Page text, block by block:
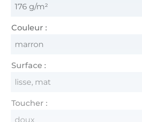
176 g/m²
Couleur :
marron
Surface :
lisse, mat
Toucher :
doux